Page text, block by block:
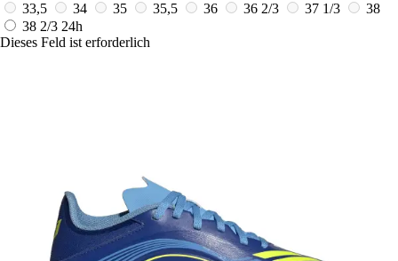
33,5
34 35 35,5 36 36 2/3 37 1/3
38
38 2/3 24h
Dieses Feld ist erforderlich